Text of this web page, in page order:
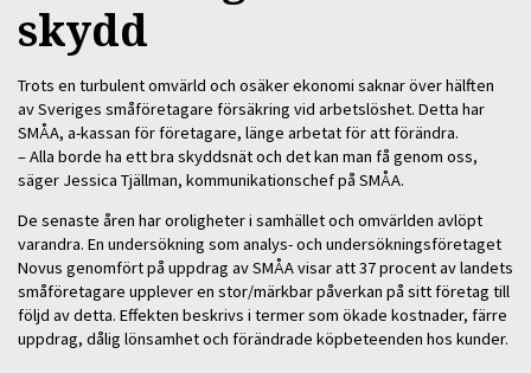
skydd
Trots en turbulent omvärld och osäker ekonomi saknar över hälften
av Sveriges småföretagare försäkring vid arbetslöshet. Detta har
SMÅA, a-kassan för företagare, länge arbetat för att förändra.
– Alla borde ha ett bra skyddsnät och det kan man få genom oss,
säger Jessica Tjällman, kommunikationschef på SMÅA.
De senaste åren har oroligheter i samhället och omvärlden avlöpt
varandra. En undersökning som analys- och undersökningsföretaget
Novus genomfört på uppdrag av SMÅA visar att 37 procent av landets
småföretagare upplever en stor/märkbar påverkan på sitt företag till
följd av detta. Effekten beskrivs i termer som ökade kostnader, färre
uppdrag, dålig lönsamhet och förändrade köpbeteenden hos kunder.